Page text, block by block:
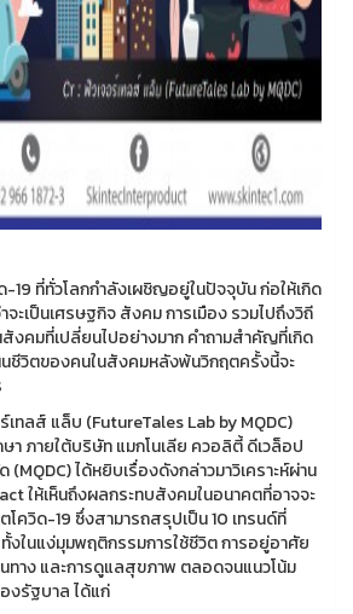
-19 ที่ทั่วโลกกำลังเผชิญอยู่ในปัจจุบัน ก่อให้เกิด
จะเป็นเศรษฐกิจ สังคม การเมือง รวมไปถึงวิถี
งคมที่เปลี่ยนไปอย่างมาก คำถามสำคัญที่เกิด
นชีวิตของคนในสังคมหลังพ้นวิกฤตครั้งนี้จะ
เทลส์ แล็บ (FutureTales Lab by MQDC)
ภายใต้บริษัท แมกโนเลีย ควอลิตี้ ดีเวล็อป
(MQDC) ได้หยิบเรื่องดังกล่าวมาวิเคราะห์ผ่าน
ให้เห็นถึงผลกระทบสังคมในอนาคตที่อาจจะ
โควิด-19 ซึ่งสามารถสรุปเป็น 10 เทรนด์ที่
งในแง่มุมพฤติกรรมการใช้ชีวิต การอยู่อาศัย
นทาง และการดูแลสุขภาพ ตลอดจนแนวโน้ม
งรัฐบาล ได้แก่